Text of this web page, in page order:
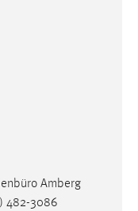
Amberg
482-3086